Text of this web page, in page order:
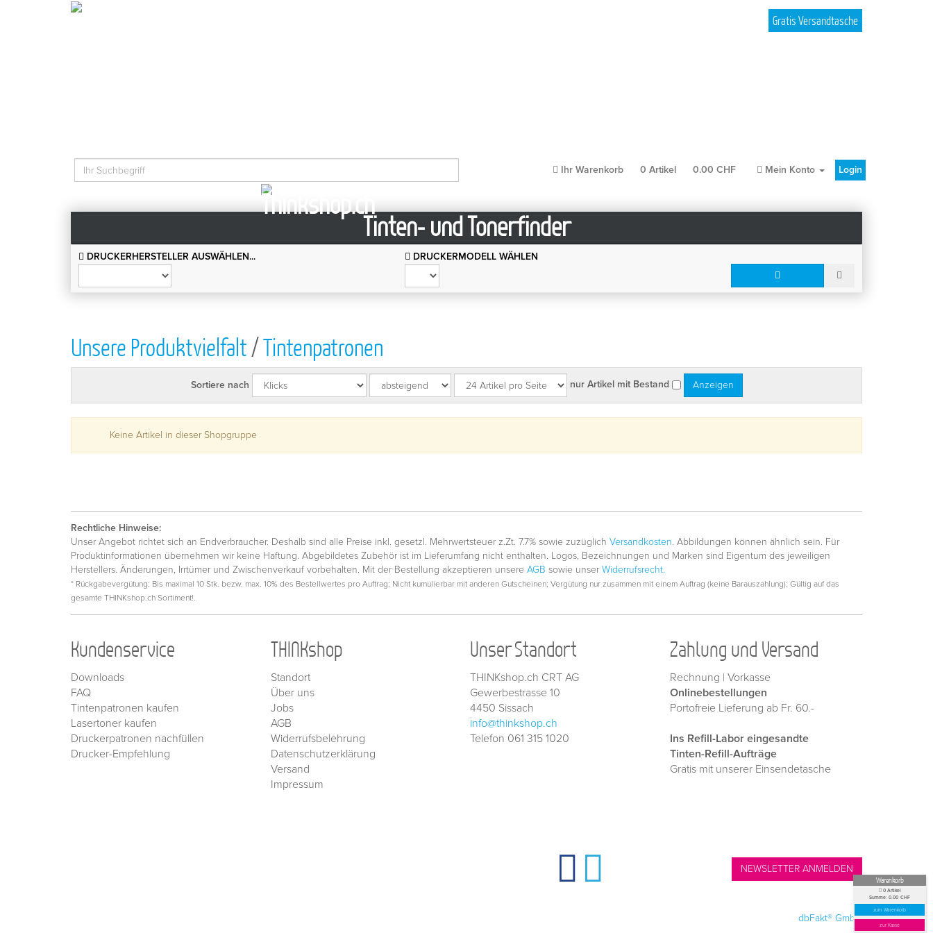
Warenkorb
0 Artikel
Summe: 0.00 CHF
zum Warenkorb
zur Kasse
Gratis Versandtasche
Ihr Warenkorb 0 Artikel 0.00 CHF Mein Konto Login
Tinten- und Tonerfinder
DRUCKERHERSTELLER AUSWÄHLEN... DRUCKERMODELL WÄHLEN
Unsere Produktvielfalt/Tintenpatronen
Sortiere nach nur Artikel mit Bestand
Keine Artikel in dieser Shopgruppe
Rechtliche Hinweise:
Unser Angebot richtet sich an Endverbraucher. Deshalb sind alle Preise inkl. gesetzl. Mehrwertsteuer z.Zt. 7.7% sowie zuzüglich Versandkosten. Abbildungen können ähnlich sein. Für
Produktinformationen übernehmen wir keine Haftung. Abgebildetes Zubehör ist im Lieferumfang nicht enthalten. Logos, Bezeichnungen und Marken sind Eigentum des jeweiligen
Herstellers. Änderungen, Irrtümer und Zwischenverkauf vorbehalten. Mit der Bestellung akzeptieren unsere AGB sowie unser Widerrufsrecht.
* Rückgabevergütung: Bis maximal 10 Stk. bezw. max. 10% des Bestellwertes pro Auftrag; Nicht kumulierbar mit anderen Gutscheinen; Vergütung nur zusammen mit einem Auftrag (keine Barauszahlung); Gültig auf das
gesamte THINKshop.ch Sortiment!.
Kundenservice
Downloads
FAQ
Tintenpatronen kaufen
Lasertoner kaufen
Druckerpatronen nachfüllen
Drucker-Empfehlung
THINKshop
Standort
Über uns
Jobs
AGB
Widerrufsbelehrung
Datenschutzerklärung
Versand
Impressum
Unser Standort
THINKshop.ch CRT AG
Gewerbestrasse 10
4450 Sissach
info@thinkshop.ch
Telefon 061 315 1020
Zahlung und Versand
Rechnung | Vorkasse
Onlinebestellungen
Portofreie Lieferung ab Fr. 60.-
Ins Refill-Labor eingesandte
Tinten-Refill-Aufträge
Gratis mit unserer Einsendetasche
NEWSLETTER ANMELDEN
dbFakt® GmbH